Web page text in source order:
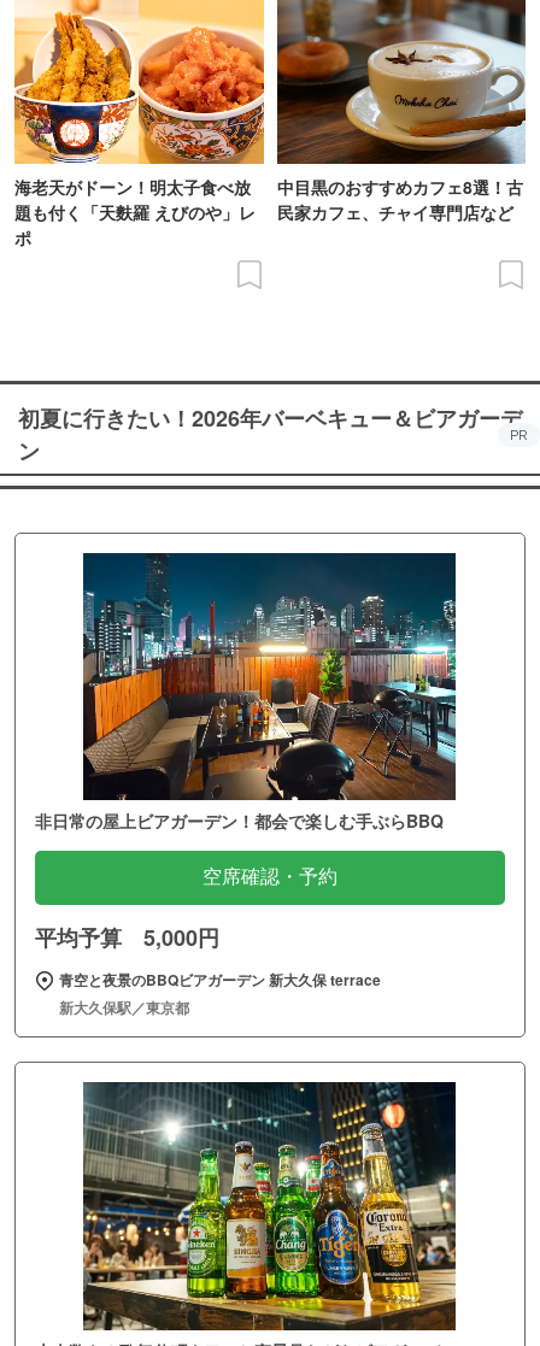
海老天がドーン！明太子食べ放
題も付く「天麩羅 えびのや」レ
ポ
中目黒のおすすめカフェ8選！古
民家カフェ、チャイ専門店など
初夏に行きたい！2026年バーベキュー＆ビアガーデ
ン
PR
非日常の屋上ビアガーデン！都会で楽しむ手ぶらBBQ
空席確認・予約
平均予算 5,000円
青空と夜景のBBQビアガーデン 新大久保 terrace
新大久保駅／東京都